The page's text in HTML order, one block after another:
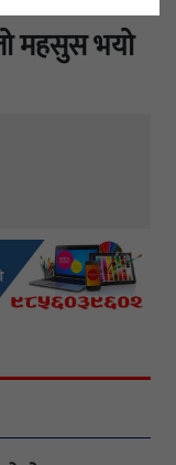
महसुस भयो